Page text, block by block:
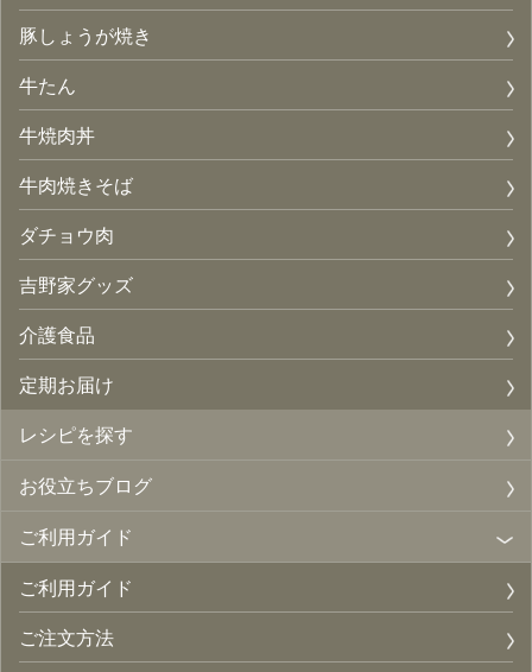
豚しょうが焼き
牛たん
牛焼肉丼
牛肉焼きそば
ダチョウ肉
吉野家グッズ
介護食品
定期お届け
レシピを探す
お役立ちブログ
ご利用ガイド
ご利用ガイド
ご注文方法